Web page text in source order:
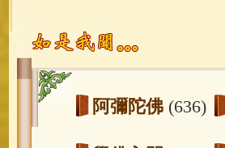
阿彌陀佛 (636)